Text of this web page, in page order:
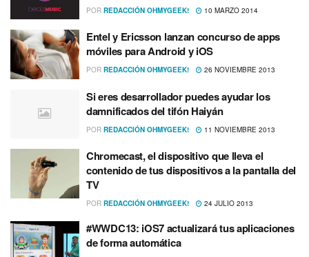
POR REDACCIÓN OHMYGEEK! 10 MARZO 2014
Entel y Ericsson lanzan concurso de apps
móviles para Android y iOS
POR REDACCIÓN OHMYGEEK! 26 NOVIEMBRE 2013
Si eres desarrollador puedes ayudar los
damnificados del tifón Haiyán
POR REDACCIÓN OHMYGEEK! 11 NOVIEMBRE 2013
Chromecast, el dispositivo que lleva el
contenido de tus dispositivos a la pantalla del
TV
POR REDACCIÓN OHMYGEEK! 24 JULIO 2013
#WWDC13: iOS7 actualizará tus aplicaciones
de forma automática